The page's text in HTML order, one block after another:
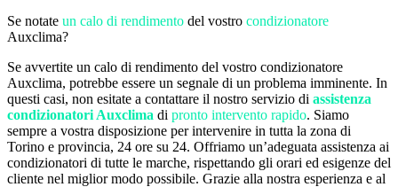
Se notate un calo di rendimento del vostro condizionatore
Auxclima?
Se avvertite un calo di rendimento del vostro condizionatore
Auxclima, potrebbe essere un segnale di un problema imminente. In
questi casi, non esitate a contattare il nostro servizio di assistenza
condizionatori Auxclima di pronto intervento rapido. Siamo
sempre a vostra disposizione per intervenire in tutta la zona di
Torino e provincia, 24 ore su 24. Offriamo un’adeguata assistenza ai
condizionatori di tutte le marche, rispettando gli orari ed esigenze del
cliente nel miglior modo possibile. Grazie alla nostra esperienza e al